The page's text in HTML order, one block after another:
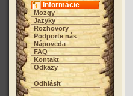
Informácie
Mozgy
Jazyky
Rozhovory
Podporte nás
Nápoveda
FAQ
Kontakt
Odkazy
Odhlásiť